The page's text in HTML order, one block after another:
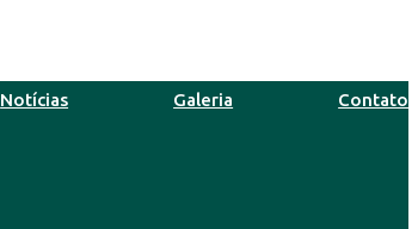
Notícias Galeria Contato